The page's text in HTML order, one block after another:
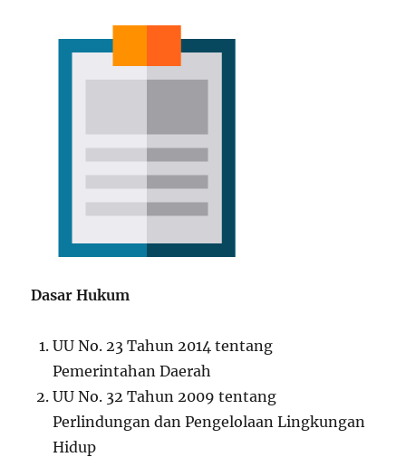
Dasar Hukum
UU No. 23 Tahun 2014 tentang
Pemerintahan Daerah
UU No. 32 Tahun 2009 tentang
Perlindungan dan Pengelolaan Lingkungan
Hidup